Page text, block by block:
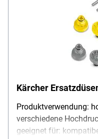
Kärcher
Produktverwendung:
verschiedene
geeignet für: